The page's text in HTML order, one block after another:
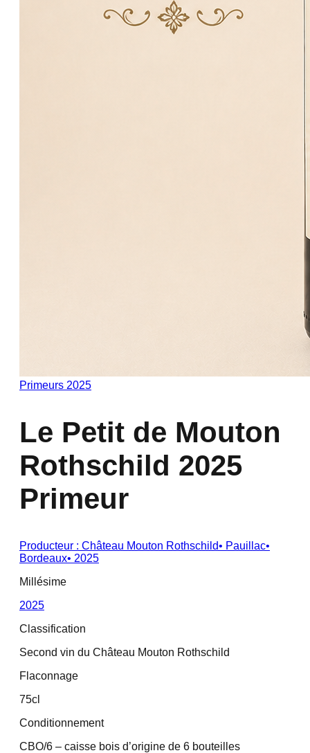
Primeurs 2025
Le Petit de Mouton
Rothschild 2025
Primeur
Producteur : Château Mouton Rothschild• Pauillac•
Bordeaux• 2025
Millésime
2025
Classification
Second vin du Château Mouton Rothschild
Flaconnage
75cl
Conditionnement
CBO/6 – caisse bois d’origine de 6 bouteilles